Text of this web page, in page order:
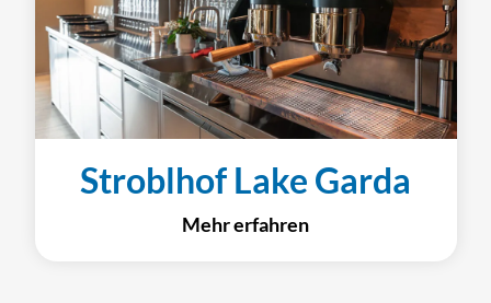
Stroblhof Lake Garda
Mehr erfahren